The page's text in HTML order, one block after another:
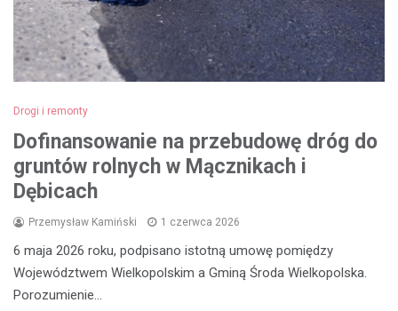
Drogi i remonty
Dofinansowanie na przebudowę dróg do
gruntów rolnych w Mącznikach i
Dębicach
Przemysław Kamiński 1 czerwca 2026
6 maja 2026 roku, podpisano istotną umowę pomiędzy
Województwem Wielkopolskim a Gminą Środa Wielkopolska.
Porozumienie…